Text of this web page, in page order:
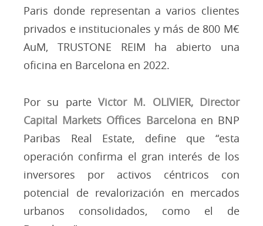
Paris donde representan a varios clientes
privados e institucionales y más de 800 M€
AuM, TRUSTONE REIM ha abierto una
oficina en Barcelona en 2022.
Por su parte Victor M. OLIVIER, Director
Capital Markets Offices Barcelonaen BNP
Paribas Real Estate, define que “esta
operación confirma el gran interés de los
inversores por activos céntricos con
potencial de revalorización en mercados
urbanos consolidados, como el de